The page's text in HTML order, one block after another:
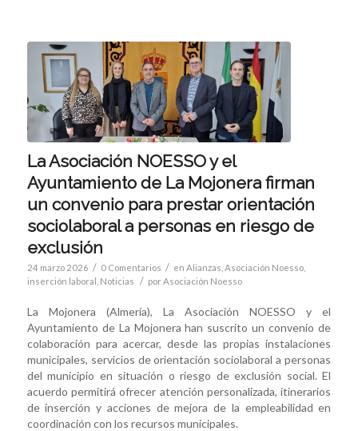
La Asociación NOESSO y el
Ayuntamiento de La Mojonera firman
un convenio para prestar orientación
sociolaboral a personas en riesgo de
exclusión
24 marzo 2026 / 0 Comentarios / en Alianzas Asociación Noesso,
inserción laboral Noticias / porAsociación Noesso
La Mojonera (Almería), La Asociación NOESSO y el
Ayuntamiento de La Mojonera han suscrito un convenio de
colaboración para acercar, desde las propias instalaciones
municipales, servicios de orientación sociolaboral a personas
del municipio en situación o riesgo de exclusión social. El
acuerdo permitirá ofrecer atención personalizada, itinerarios
de inserción y acciones de mejora de la empleabilidad en
coordinación con los recursos municipales.